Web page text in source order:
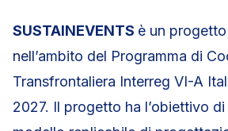
SUSTAINEVENTS è un
nell’ambito del Programma di
Transfrontaliera Interreg VI-A
2027. Il progetto ha l’obiettivo